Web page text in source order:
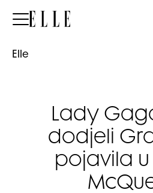
Elle
Elle
Lady
dodjeli
pojavila u